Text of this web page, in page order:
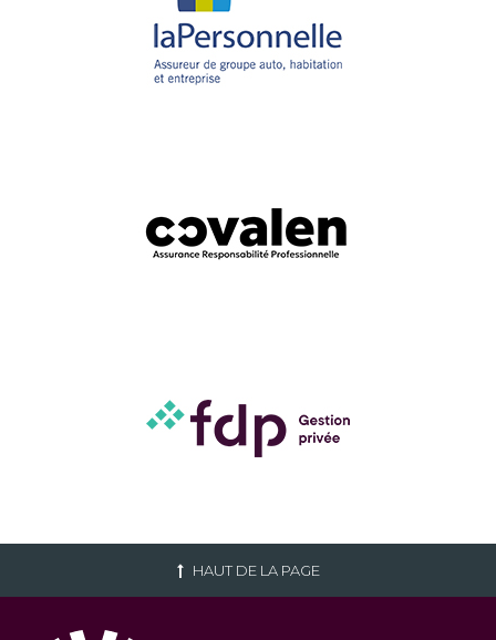
HAUT DE LA PAGE